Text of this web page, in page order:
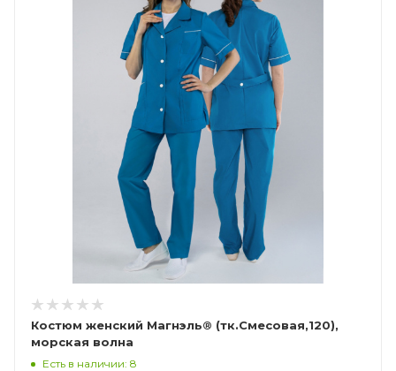
Костюм женский Магнэль® (тк.Смесовая,120),
морская волна
Есть в наличии: 8